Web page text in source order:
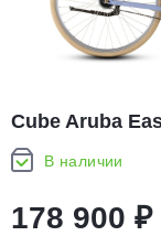
Cube Aruba
В наличии
178 900 ₽